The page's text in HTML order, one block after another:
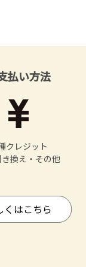
払い方法
クレジット
換え・その他
くはこちら